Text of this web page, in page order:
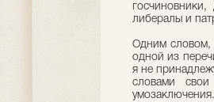
либералы и
Одним словом,
одной из
я не
словами